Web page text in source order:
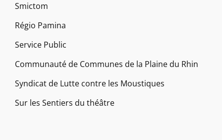
Smictom
Régio Pamina
Service Public
Communauté de Communes de la Plaine du Rhin
Syndicat de Lutte contre les Moustiques
Sur les Sentiers du théâtre